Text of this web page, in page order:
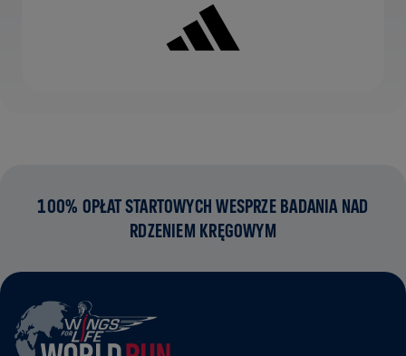
100% OPŁAT STARTOWYCH WESPRZE BADANIA NAD
RDZENIEM KRĘGOWYM